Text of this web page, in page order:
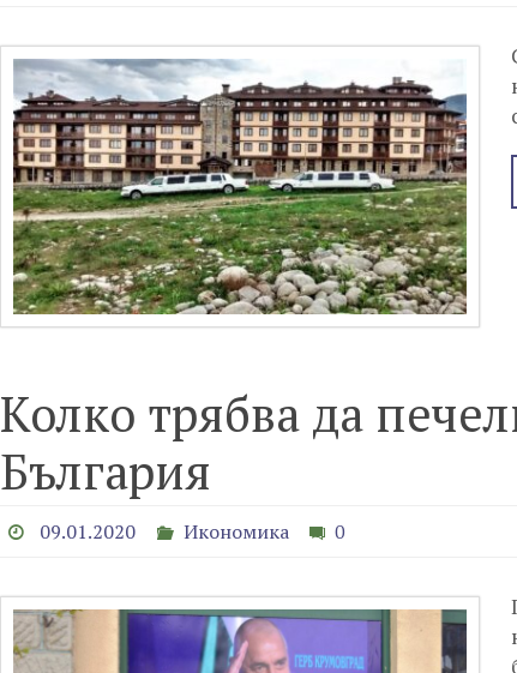
Колко трябва да
България
09.01.2020 Икономика 0